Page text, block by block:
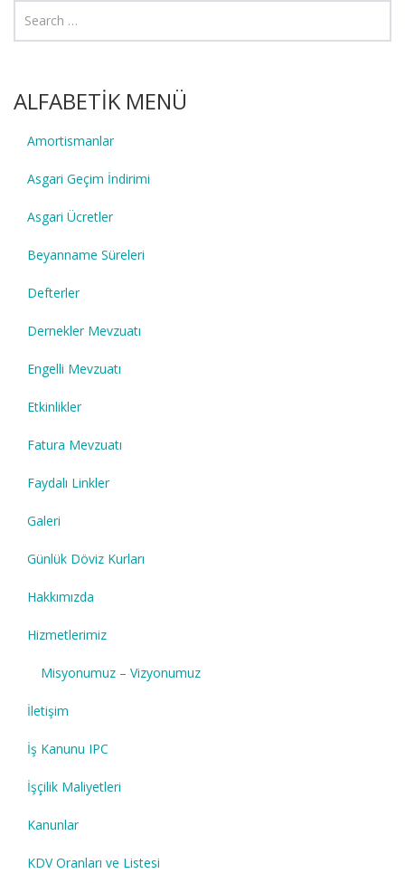
ALFABETİK MENÜ
Amortismanlar
Asgari Geçim İndirimi
Asgari Ücretler
Beyanname Süreleri
Defterler
Dernekler Mevzuatı
Engelli Mevzuatı
Etkinlikler
Fatura Mevzuatı
Faydalı Linkler
Galeri
Günlük Döviz Kurları
Hakkımızda
Hizmetlerimiz
Misyonumuz – Vizyonumuz
İletişim
İş Kanunu IPC
İşçilik Maliyetleri
Kanunlar
KDV Oranları ve Listesi